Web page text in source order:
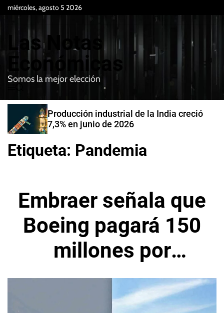
miércoles, agosto 5 2026
Las Notas
Económicas
Somos la mejor elección
e
B
u
c
a
Producción industrial de la India creció
7,3% en junio de 2026
Etiqueta: Pandemia
Embraer señala que
Boeing pagará 150
millones por
retirarse de la
fusión